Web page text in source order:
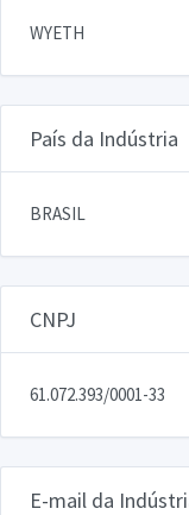
WYETH
País da Indústria
BRASIL
CNPJ
61.072.393/0001-33
E-mail da